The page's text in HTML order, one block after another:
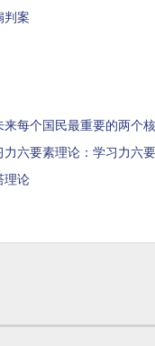
判案
来每个国民最重要的两个
力六要素理论：学习力六
理论